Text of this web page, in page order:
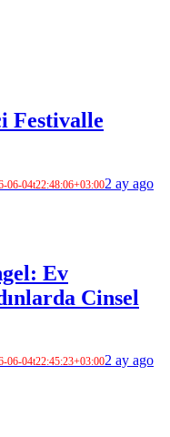
Festivalle
2 ay ago
Ev
Cinsel
2 ay ago